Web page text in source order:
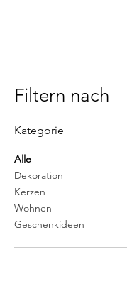
Filtern nach
Kategorie
Alle
Dekoration
Kerzen
Wohnen
Geschenkideen